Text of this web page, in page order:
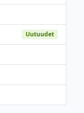
Uutuudet